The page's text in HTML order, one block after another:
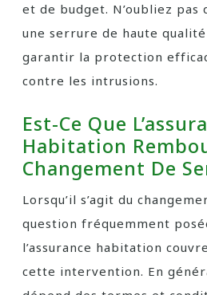
et de budget. N’oubliez pas
une serrure de haute
garantir la protection
contre les intrusions.
Est-Ce Que
Habitation
Changement De
Lorsqu’il s’agit du
question fréquemment
l’assurance habitation
cette intervention. En